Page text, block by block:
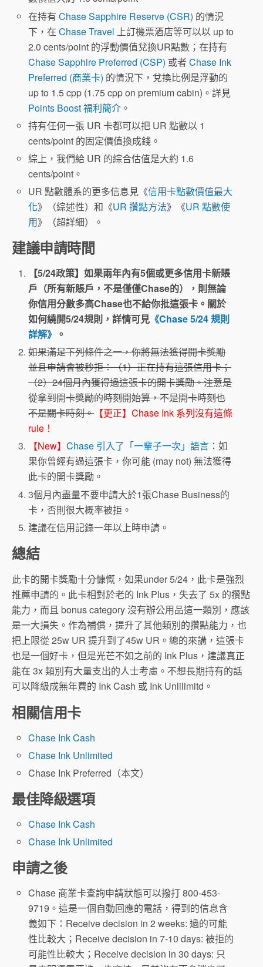
在持有Chase Sapphire Reserve (CSR) 的情況
下，在Chase Travel 上訂機票酒店等可以以 up to
2.0 cents/point 的浮動價值兌換UR點數；在持有
Chase Sapphire Preferred (CSP) 或者Chase Ink
Preferred (商業卡) 的情況下，兌換比例是浮動的
up to 1.5 cpp (1.75 cpp on premium cabin)。詳見
Points Boost 福利簡介 。
持有任何一張 UR 卡都可以把 UR 點數以 1
cents/point 的固定價值換成錢。
綜上，我們給 UR 的綜合估值是大約 1.6
cents/point。
UR 點數體系的更多信息見《信用卡點數價值最大
化》（綜述性）和《UR 攢點方法》《UR 點數使
用》（超詳細）。
建議申請時間
【5/24政策】如果兩年內有5個或更多信用卡新賬
戶（所有新賬戶，不是僅僅Chase的），則無論
你信用分數多高Chase也不給你批這張卡。關於
如何繞開5/24規則，詳情可見 《Chase 5/24 規則
詳解》 。
如果滿足下列條件之一，你將無法獲得開卡獎勵
並且申請會被秒拒：（1）正在持有這張信用卡；
（2）24個月內獲得過這張卡的開卡獎勵。注意是
從拿到開卡獎勵的時刻開始算，不是開卡時刻也
不是關卡時刻。【更正】Chase Ink 系列沒有這條
rule！
【New】Chase 引入了「一輩子一次」語言 ：如
果你曾經有過這張卡，你可能 (may not) 無法獲得
此卡的開卡獎勵。
3個月內盡量不要申請大於1張Chase Business的
卡，否則很大概率被拒。
建議在信用記錄一年以上時申請。
總結
此卡的開卡獎勵十分慷慨，如果under 5/24，此卡是強烈
推薦申請的。此卡相對於老的 Ink Plus，失去了 5x 的攢點
能力，而且 bonus category 沒有辦公用品這一類別，應該
是一大損失。作為補償，提升了其他類別的攢點能力，也
把上限從 25w UR 提升到了45w UR。總的來講，這張卡
也是一個好卡，但是光芒不如之前的 Ink Plus，建議真正
能在 3x 類別有大量支出的人士考慮。不想長期持有的話
可以降級成無年費的 Ink Cash 或 Ink Unlilimitd。
相關信用卡
Chase Ink Cash
Chase Ink Unlimited
Chase Ink Preferred（本文）
最佳降級選項
Chase Ink Cash
Chase Ink Unlimited
申請之後
Chase 商業卡查詢申請狀態可以撥打 800-453-
9719。這是一個自動回應的電話，得到的信息含
義如下：Receive decision in 2 weeks: 過的可能
性比較大；Receive decision in 7-10 days: 被拒的
可能性比較大；Receive decision in 30 days: 只